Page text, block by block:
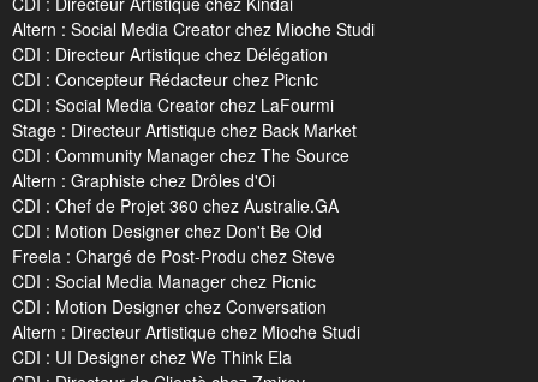
Altern : Social Media Creator chez Mioche Studi
CDI : Directeur Artistique chez Délégation
CDI : Concepteur Rédacteur chez Picnic
CDI : Social Media Creator chez LaFourmi
Stage : Directeur Artistique chez Back Market
CDI : Community Manager chez The Source
Altern : Graphiste chez Drôles d'Oi
CDI : Chef de Projet 360 chez Australie.GA
CDI : Motion Designer chez Don't Be Old
Freela : Chargé de Post-Produ chez Steve
CDI : Social Media Manager chez Picnic
CDI : Motion Designer chez Conversation
Altern : Directeur Artistique chez Mioche Studi
CDI : UI Designer chez We Think Ela